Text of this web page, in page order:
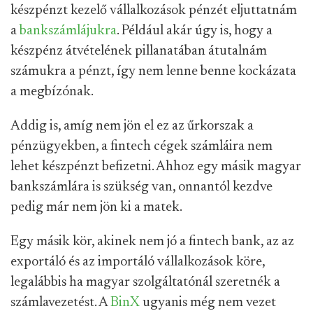
készpénzt kezelő vállalkozások pénzét eljuttatnám
a bankszámlájukra. Például akár úgy is, hogy a
készpénz átvételének pillanatában átutalnám
számukra a pénzt, így nem lenne benne kockázata
a megbízónak.
Addig is, amíg nem jön el ez az űrkorszak a
pénzügyekben, a fintech cégek számláira nem
lehet készpénzt befizetni. Ahhoz egy másik magyar
bankszámlára is szükség van, onnantól kezdve
pedig már nem jön ki a matek.
Egy másik kör, akinek nem jó a fintech bank, az az
exportáló és az importáló vállalkozások köre,
legalábbis ha magyar szolgáltatónál szeretnék a
számlavezetést. ABinX ugyanis még nem vezet